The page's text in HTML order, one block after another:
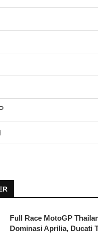
Full Race MotoGP
Dominasi Aprilia, Ducati